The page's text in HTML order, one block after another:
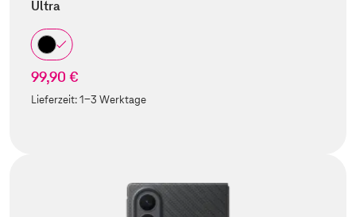
Ultra
99,90 €
Lieferzeit:1-3 Werktage